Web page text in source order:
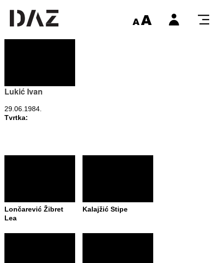
Lukić Ivan
29.06.1984.
Tvrtka:
Lončarević Žibret
Lea
Kalajžić Stipe